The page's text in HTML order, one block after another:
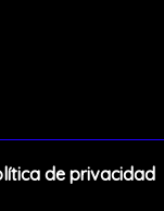
de privacidad